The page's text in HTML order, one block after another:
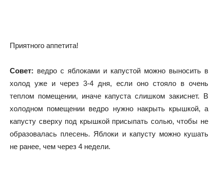
Приятного аппетита!
Совет: ведро с яблоками и капустой можно выносить в
холод уже и через 3-4 дня, если оно стояло в очень
теплом помещении, иначе капуста слишком закиснет. В
холодном помещении ведро нужно накрыть крышкой, а
капусту сверху под крышкой присыпать солью, чтобы не
образовалась плесень. Яблоки и капусту можно кушать
не ранее, чем через 4 недели.